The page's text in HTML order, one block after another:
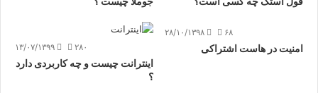
۱۳/۰۷/۱۳۹۹ ۲۸۰
اینترانت چیست و چه کاربردی دارد
؟
۲۸/۱۰/۱۳۹۸ ۶۸
امنیت در هاست اشتراکی